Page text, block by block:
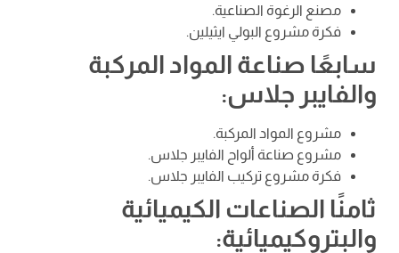
مصنع الرغوة الصناعية.
فكرة مشروع البولي ايثيلين.
سابعًا صناعة المواد المركبة
والفايبر جلاس:
مشروع المواد المركبة.
مشروع صناعة ألواح الفايبر جلاس.
فكرة مشروع تركيب الفايبر جلاس.
ثامنًا الصناعات الكيميائية
والبتروكيميائية: